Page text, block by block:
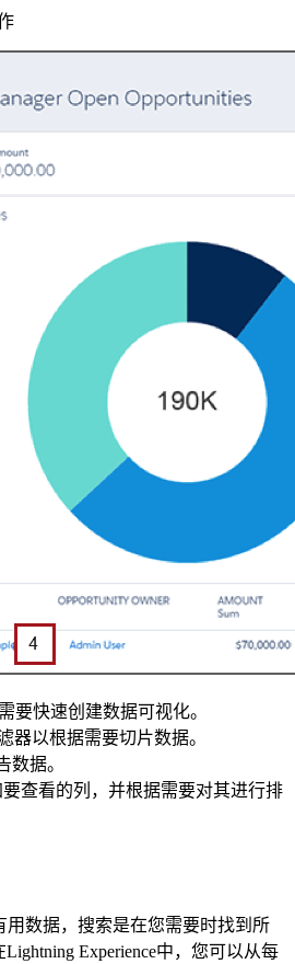
要快速创建数据可视化。
器以根据需要切片数据。
数据。
要查看的列，并根据需要对其进行排
用数据，搜索是在您需要时找到所
Experience中，您可以从每